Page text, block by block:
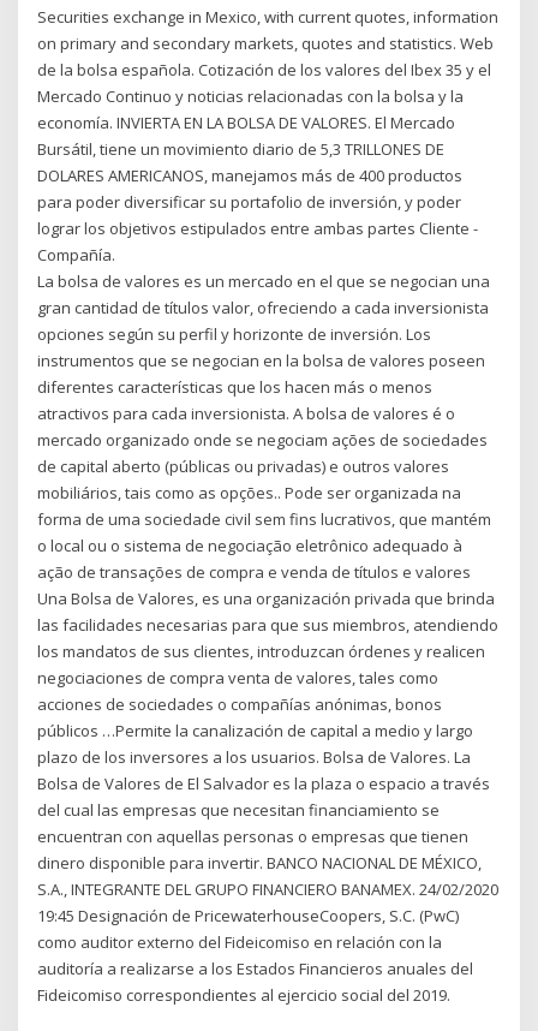
Securities exchange in Mexico, with current quotes, information
on primary and secondary markets, quotes and statistics. Web
de la bolsa española. Cotización de los valores del Ibex 35 y el
Mercado Continuo y noticias relacionadas con la bolsa y la
economía. INVIERTA EN LA BOLSA DE VALORES. El Mercado
Bursátil, tiene un movimiento diario de 5,3 TRILLONES DE
DOLARES AMERICANOS, manejamos más de 400 productos
para poder diversificar su portafolio de inversión, y poder
lograr los objetivos estipulados entre ambas partes Cliente -
Compañía.
La bolsa de valores es un mercado en el que se negocian una
gran cantidad de títulos valor, ofreciendo a cada inversionista
opciones según su perfil y horizonte de inversión. Los
instrumentos que se negocian en la bolsa de valores poseen
diferentes características que los hacen más o menos
atractivos para cada inversionista. A bolsa de valores é o
mercado organizado onde se negociam ações de sociedades
de capital aberto (públicas ou privadas) e outros valores
mobiliários, tais como as opções.. Pode ser organizada na
forma de uma sociedade civil sem fins lucrativos, que mantém
o local ou o sistema de negociação eletrônico adequado à
ação de transações de compra e venda de títulos e valores
Una Bolsa de Valores, es una organización privada que brinda
las facilidades necesarias para que sus miembros, atendiendo
los mandatos de sus clientes, introduzcan órdenes y realicen
negociaciones de compra venta de valores, tales como
acciones de sociedades o compañías anónimas, bonos
públicos …Permite la canalización de capital a medio y largo
plazo de los inversores a los usuarios. Bolsa de Valores. La
Bolsa de Valores de El Salvador es la plaza o espacio a través
del cual las empresas que necesitan financiamiento se
encuentran con aquellas personas o empresas que tienen
dinero disponible para invertir. BANCO NACIONAL DE MÉXICO,
S.A., INTEGRANTE DEL GRUPO FINANCIERO BANAMEX. 24/02/2020
19:45 Designación de PricewaterhouseCoopers, S.C. (PwC)
como auditor externo del Fideicomiso en relación con la
auditoría a realizarse a los Estados Financieros anuales del
Fideicomiso correspondientes al ejercicio social del 2019.